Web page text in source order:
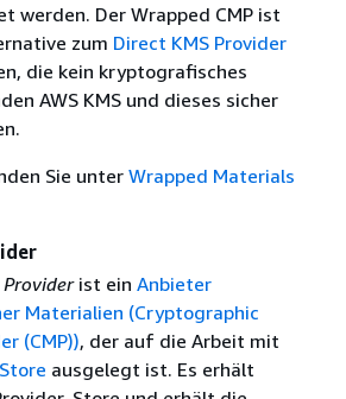
werden. Der Wrapped CMP ist
zum Direct KMS Provider
die kein kryptografisches
AWS KMS und dieses sicher
Sie unterWrapped Materials
ist ein Anbieter
Materialien (Cryptographic
(CMP)), der auf die Arbeit mit
ausgelegt ist. Es erhält